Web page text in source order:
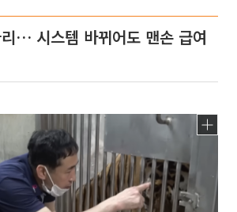
… 시스템 바뀌어도 맨손 급여